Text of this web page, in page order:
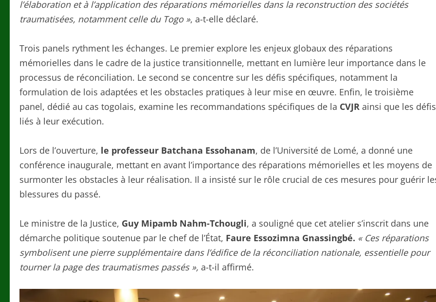
l’élaboration et à l’application des réparations mémorielles dans la reconstruction des sociétés
traumatisées, notamment celle du Togo », a-t-elle déclaré.
Trois panels rythment les échanges. Le premier explore les enjeux globaux des réparations
mémorielles dans le cadre de la justice transitionnelle, mettant en lumière leur importance dans le
processus de réconciliation. Le second se concentre sur les défis spécifiques, notamment la
formulation de lois adaptées et les obstacles pratiques à leur mise en œuvre. Enfin, le troisième
panel, dédié au cas togolais, examine les recommandations spécifiques de la CVJR ainsi que les défis
liés à leur exécution.
Lors de l’ouverture, le professeur Batchana Essohanam, de l’Université de Lomé, a donné une
conférence inaugurale, mettant en avant l’importance des réparations mémorielles et les moyens de
surmonter les obstacles à leur réalisation. Il a insisté sur le rôle crucial de ces mesures pour guérir
blessures du passé.
Le ministre de la Justice, Guy Mipamb Nahm-Tchougli, a souligné que cet atelier s’inscrit dans une
démarche politique soutenue par le chef de l’État, Faure Essozimna Gnassingbé. « Ces réparations
symbolisent une pierre supplémentaire dans l’édifice de la réconciliation nationale, essentielle pour
tourner la page des traumatismes passés », a-t-il affirmé.